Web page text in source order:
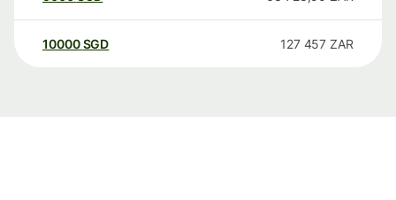
10000 SGD 127 457 ZAR